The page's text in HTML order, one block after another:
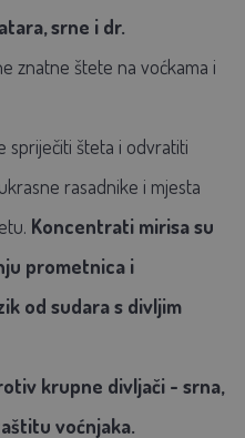
srne i dr.
znatne štete na voćkama i
spriječiti šteta i odvratiti
rasadnike i mjesta
Koncentrati mirisa su
prometnica i
od sudara s divljim
krupne divljači - srna,
voćnjaka.